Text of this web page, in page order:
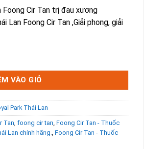
tại
là:
Foong Cir Tan trị đau xương
Lan Foong Cir Tan ,Giải phong, giải
trung tâm hoàng gia Thái Lan chính hãng. số
VÀO GIỎ
Park Thái Lan
Tan foong cir tan Foong Cir Tan - Thuốc
Lan chính hãng.
Foong Cir Tan - Thuốc